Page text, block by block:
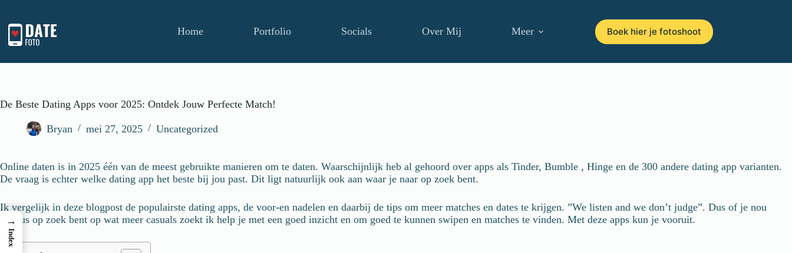
Home Portfolio Socials Over Mij Meer Boek hier je fotoshoot
De Beste Dating Apps voor 2025: Ontdek Jouw Perfecte Match!
Bryan mei 27, 2025 Uncategorized
Online daten is in 2025 één van de meest gebruikte manieren om te daten. Waarschijnlijk heb al gehoord over apps als Tinder, Bumble , Hinge en de 300 andere dating app varianten.
De vraag is echter welke dating app het beste bij jou past. Dit ligt natuurlijk ook aan waar je naar op zoek bent.
Ik vergelijk in deze blogpost de populairste dating apps, de voor-en nadelen en daarbij de tips om meer matches en dates te krijgen. ”We listen and we don’t judge”. Dus of je nou
serieus op zoek bent op wat meer casuals zoekt ik help je met een goed inzicht en om goed te kunnen swipen en matches te vinden. Met deze apps kun je vooruit.
→
Index